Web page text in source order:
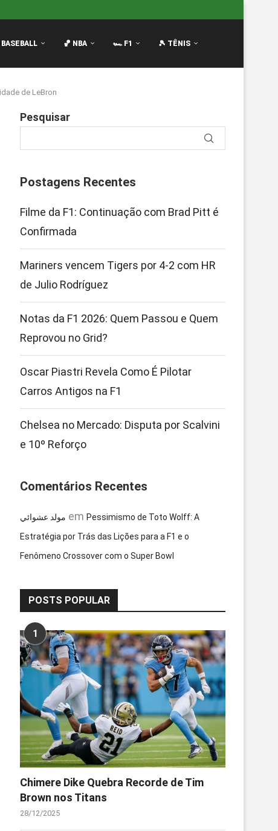
BASEBALL 🏀 NBA 🏎️ F1 🎾 TÊNIS
de LeBron
Pesquisar
Postagens Recentes
Filme da F1: Continuação com Brad Pitt é
Confirmada
Mariners vencem Tigers por 4-2 com HR
de Julio Rodríguez
Notas da F1 2026: Quem Passou e Quem
Reprovou no Grid?
Oscar Piastri Revela Como É Pilotar
Carros Antigos na F1
Chelsea no Mercado: Disputa por Scalvini
e 10º Reforço
Comentários Recentes
مولد عشوائي em Pessimismo de Toto Wolff: A
Estratégia por Trás das Lições para a F1 e o
Fenômeno Crossover com o Super Bowl
POSTS POPULAR
1
Chimere Dike Quebra Recorde de Tim
Brown nos Titans
28/12/2025